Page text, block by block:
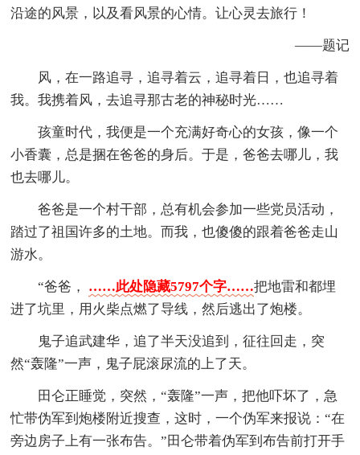
沿途的风景，以及看风景的心情。让心灵去旅行！
——题记
风，在一路追寻，追寻着云，追寻着日，也追寻着
我。我携着风，去追寻那古老的神秘时光……
孩童时代，我便是一个充满好奇心的女孩，像一个
小香囊，总是捆在爸爸的身后。于是，爸爸去哪儿，我
也去哪儿。
爸爸是一个村干部，总有机会参加一些党员活动，
踏过了祖国许多的土地。而我，也傻傻的跟着爸爸走山
游水。
“爸爸， ……此处隐藏5797个字……把地雷和都埋
进了坑里，用火柴点燃了导线，然后逃出了炮楼。
鬼子追武建华，追了半天没追到，征往回走，突
然“轰隆”一声，鬼子屁滚尿流的上了天。
田仑正睡觉，突然，“轰隆”一声，把他吓坏了，急
忙带伪军到炮楼附近搜查，这时，一个伪军来报说：“在
旁边房子上有一张布告。”田仑带着伪军到布告前打开手